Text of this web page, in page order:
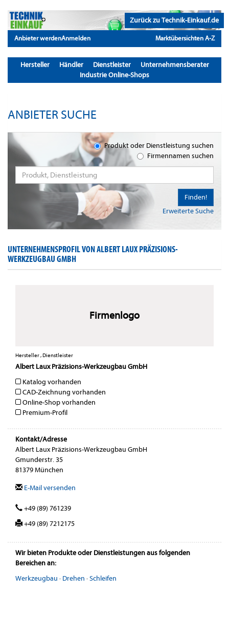
Zurück zu Technik-Einkauf.de
Anbieter werdenAnmelden Marktübersichten A-Z
Hersteller Händler Dienstleister
Unternehmensberater
Industrie Online-Shops
ANBIETER SUCHE
Produkt oder Dienstleistung suchen
Firmennamen suchen
Erweiterte Suche
Finden!
UNTERNEHMENSPROFIL VON ALBERT LAUX PRÄZISIONS-
WERKZEUGBAU GMBH
Firmenlogo
Hersteller , Dienstleister
Albert Laux Präzisions-Werkzeugbau GmbH
Katalog vorhanden
CAD-Zeichnung vorhanden
Online-Shop vorhanden
Premium-Profil
Kontakt/Adresse
Albert Laux Präzisions-Werkzeugbau GmbH
Gmunderstr. 35
81379 München
E-Mail versenden
+49 (89) 761239
+49 (89) 7212175
Wir bieten Produkte oder Dienstleistungen aus folgenden
Bereichen an:
Werkzeugbau · Drehen ·Schleifen